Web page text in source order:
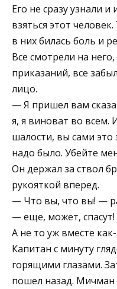
Его не сразу узнали и
взяться этот
в них билась боль и
Все смотрели на
приказаний, все
лицо.
— Я пришел вам
я, я виноват во всем.
шалости, вы сами
надо было. Убейте
Он держал за ствол
рукояткой вперед.
— Что вы, что вы! —
— еще, может, спасут!
А не то уж вместе
Капитан с минуту
горящими глазами.
пошел назад. Мичман